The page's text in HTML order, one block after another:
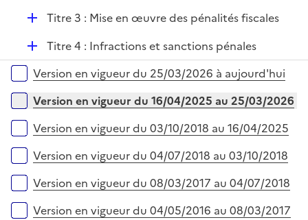
D
l
i
e
Titre 3 : Mise en œuvre des pénalités fiscales
D
é
p
l
i
e
Titre 4 : Infractions et sanctions pénales
Versions sur la période
Version en vigueur du 25/03/2026 à aujourd'hui
Version en vigueur du 16/04/2025 au 25/03/2026
Version en vigueur du 03/10/2018 au 16/04/2025
Version en vigueur du 04/07/2018 au 03/10/2018
Version en vigueur du 08/03/2017 au 04/07/2018
Version en vigueur du 04/05/2016 au 08/03/2017